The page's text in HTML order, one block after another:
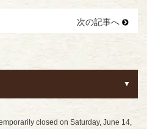
次の記事へ
closed on Saturday, June 14,